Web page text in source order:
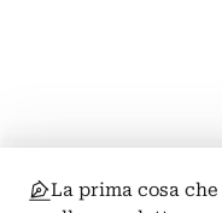
La prima cosa